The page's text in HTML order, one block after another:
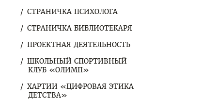
СТРАНИЧКА ПСИХОЛОГА
СТРАНИЧКА БИБЛИОТЕКАРЯ
ПРОЕКТНАЯ ДЕЯТЕЛЬНОСТЬ
ШКОЛЬНЫЙ СПОРТИВНЫЙ
КЛУБ «ОЛИМП»
ХАРТИИ «ЦИФРОВАЯ ЭТИКА
ДЕТСТВА»